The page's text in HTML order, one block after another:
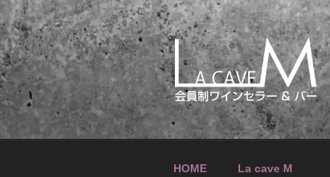
コ
ン
テ
ン
ツ
へ
ス
キ
LA CAVE M
会員制ワインセラー&バー
HOME
La cave M